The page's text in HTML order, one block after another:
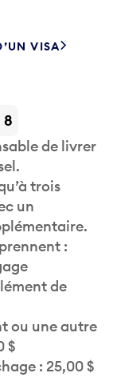
VISA
8
de livrer
trois
un
:
de
ou une autre
$
: 25,00 $